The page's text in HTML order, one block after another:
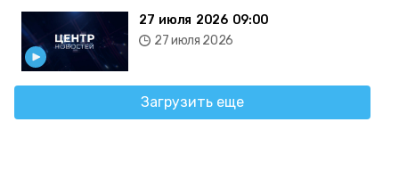
27 июля 2026 09:00
27 июля 2026
Загрузить еще